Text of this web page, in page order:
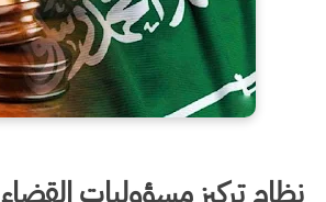
نظام تركيز مسؤوليات القضاء